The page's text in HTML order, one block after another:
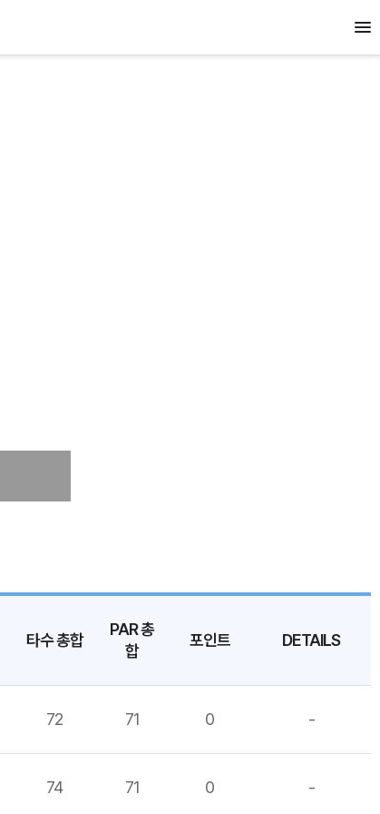
타수 총합
PAR 총
합
포인트 DETAILS
72 71 0 -
74 71 0 -